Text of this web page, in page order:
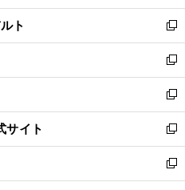
開
く
ウ
で
開
く
ン
ド
ウ
で
開
く
ウ
ィ
ン
ド
ウ
で
開
く
ト
新
し
い
ウ
ィ
ン
ド
ウ
で
開
新
し
い
ウ
ィ
ン
ド
ウ
新
し
い
ウ
ィ
ン
サイト
新
し
い
ウ
新
し